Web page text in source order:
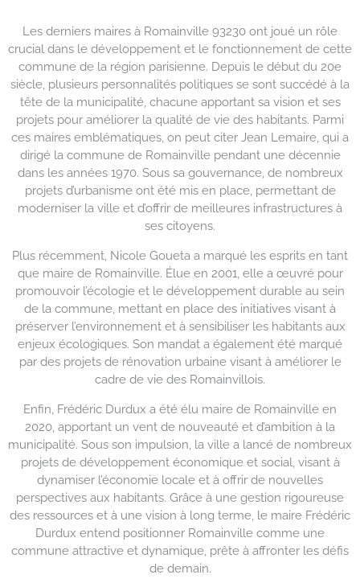
Les derniers maires à Romainville 93230 ont joué un rôle
crucial dans le développement et le fonctionnement de cette
commune de la région parisienne. Depuis le début du 20e
siècle, plusieurs personnalités politiques se sont succédé à la
tête de la municipalité, chacune apportant sa vision et ses
projets pour améliorer la qualité de vie des habitants. Parmi
ces maires emblématiques, on peut citer Jean Lemaire, qui a
dirigé la commune de Romainville pendant une décennie
dans les années 1970. Sous sa gouvernance, de nombreux
projets d’urbanisme ont été mis en place, permettant de
moderniser la ville et d’offrir de meilleures infrastructures à
ses citoyens.
Plus récemment, Nicole Goueta a marqué les esprits en tant
que maire de Romainville. Élue en 2001, elle a œuvré pour
promouvoir l’écologie et le développement durable au sein
de la commune, mettant en place des initiatives visant à
préserver l’environnement et à sensibiliser les habitants aux
enjeux écologiques. Son mandat a également été marqué
par des projets de rénovation urbaine visant à améliorer le
cadre de vie des Romainvillois.
Enfin, Frédéric Durdux a été élu maire de Romainville en
2020, apportant un vent de nouveauté et d’ambition à la
municipalité. Sous son impulsion, la ville a lancé de nombreux
projets de développement économique et social, visant à
dynamiser l’économie locale et à offrir de nouvelles
perspectives aux habitants. Grâce à une gestion rigoureuse
des ressources et à une vision à long terme, le maire Frédéric
Durdux entend positionner Romainville comme une
commune attractive et dynamique, prête à affronter les défis
de demain.